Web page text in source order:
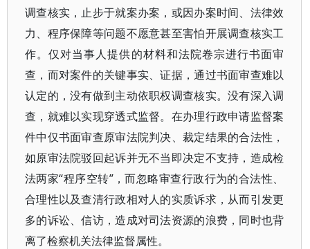
调查核实，止步于就案办案，或因办案时间、法律效
力、程序保障等问题不愿意甚至害怕开展调查核实工
作。仅对当事人提供的材料和法院卷宗进行书面审
查，而对案件的关键事实、证据，通过书面审查难以
认定的，没有做到主动依职权调查核实。没有深入调
查，就难以实现穿透式监督。在办理行政申请监督案
件中仅书面审查原审法院判决、裁定结果的合法性，
如原审法院驳回起诉并无不当即决定不支持，造成检
法两家“程序空转”，而忽略审查行政行为的合法性、
合理性以及查清行政相对人的实质诉求，从而引发更
多的诉讼、信访，造成对司法资源的浪费，同时也背
离了检察机关法律监督属性。